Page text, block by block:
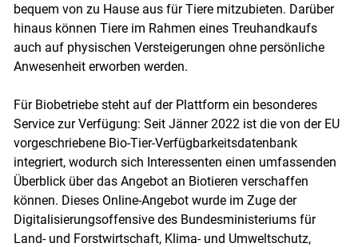
bequem von zu Hause aus für Tiere mitzubieten. Darüber
hinaus können Tiere im Rahmen eines Treuhandkaufs
auch auf physischen Versteigerungen ohne persönliche
Anwesenheit erworben werden.
Für Biobetriebe steht auf der Plattform ein besonderes
Service zur Verfügung: Seit Jänner 2022 ist die von der EU
vorgeschriebene Bio-Tier-Verfügbarkeitsdatenbank
integriert, wodurch sich Interessenten einen umfassenden
Überblick über das Angebot an Biotieren verschaffen
können. Dieses Online-Angebot wurde im Zuge der
Digitalisierungsoffensive des Bundesministeriums für
Land- und Forstwirtschaft, Klima- und Umweltschutz,